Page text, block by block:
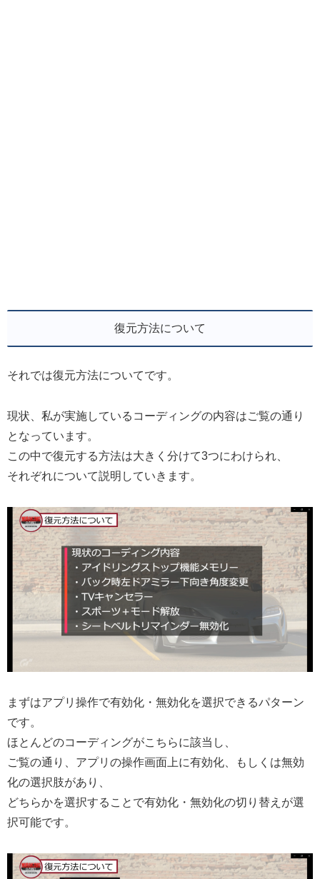
復元方法について
それでは復元方法についてです。
現状、私が実施しているコーディングの内容はご覧の通り
となっています。
この中で復元する方法は大きく分けて3つにわけられ、
それぞれについて説明していきます。
まずはアプリ操作で有効化・無効化を選択できるパターン
です。
ほとんどのコーディングがこちらに該当し、
ご覧の通り、アプリの操作画面上に有効化、もしくは無効
化の選択肢があり、
どちらかを選択することで有効化・無効化の切り替えが選
択可能です。